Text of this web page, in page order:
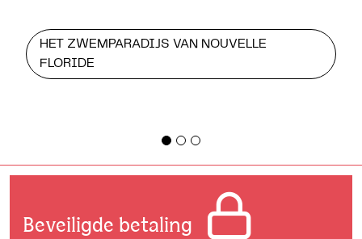
HET ZWEMPARADIJS VAN NOUVELLE
FLORIDE
Beveiligde betaling